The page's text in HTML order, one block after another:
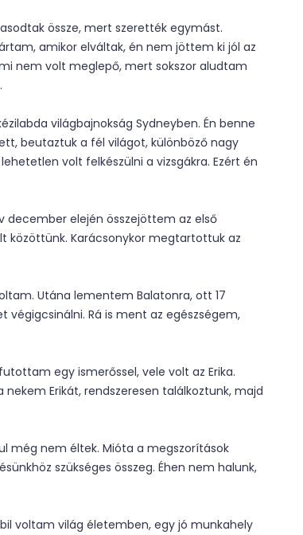
össze, mert szerették egymást.
amikor elváltak, én nem jöttem ki jól az
nem volt meglepő, mert sokszor aludtam
világbajnokság Sydneyben. Én benne
beutaztuk a fél világot, különböző nagy
volt felkészülni a vizsgákra. Ezért én
december elején összejöttem az első
közöttünk. Karácsonykor megtartottuk az
Utána lementem Balatonra, ott 17
Rá is ment az egészségem,
egy ismerőssel, vele volt az Erika.
Erikát, rendszeresen találkoztunk, majd
még nem éltek. Mióta a megszorítások
szükséges összeg. Éhen nem halunk,
voltam világ életemben, egy jó munkahely